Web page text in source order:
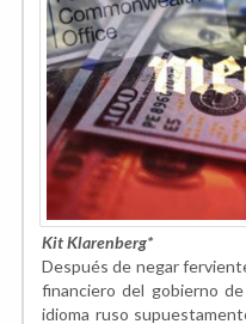
Kit Klarenberg*
Después de negar
financiero del gobierno
idioma ruso